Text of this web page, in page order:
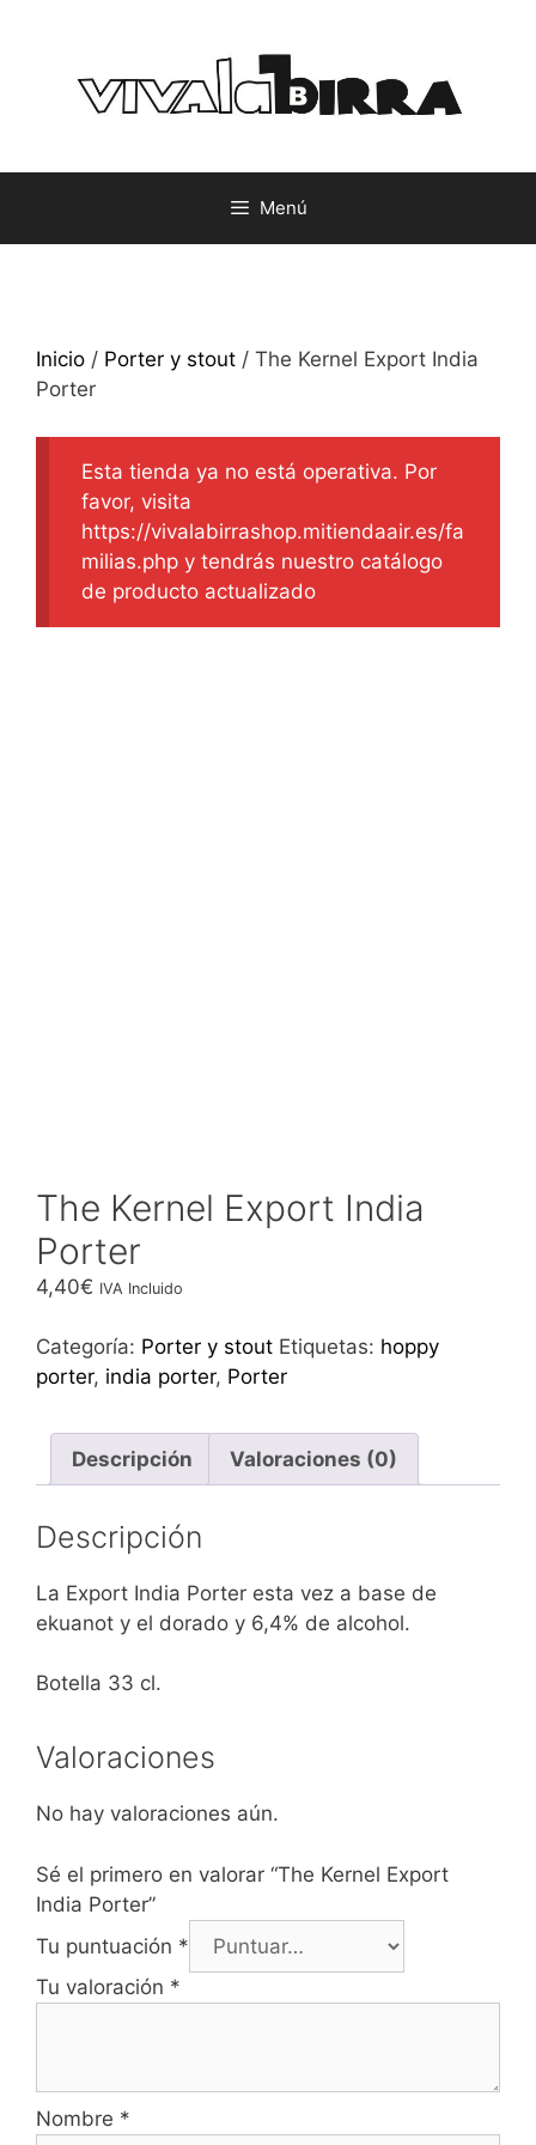
contenido
Menú
Inicio / Porter y stout / The Kernel Export India
Porter
Esta tienda ya no está operativa. Por
favor, visita
https://vivalabirrashop.mitiendaair.es/fa
milias.php y tendrás nuestro catálogo
de producto actualizado
The Kernel Export India
Porter
4,40€ IVA Incluido
Categoría: Porter y stout Etiquetas: hoppy
porter, india porter, Porter
Descripción Valoraciones (0)
Descripción
La Export India Porter esta vez a base de
ekuanot y el dorado y 6,4% de alcohol.
Botella 33 cl.
Valoraciones
No hay valoraciones aún.
Sé el primero en valorar “The Kernel Export
India Porter”
Tu puntuación *
Tu valoración *
Nombre *